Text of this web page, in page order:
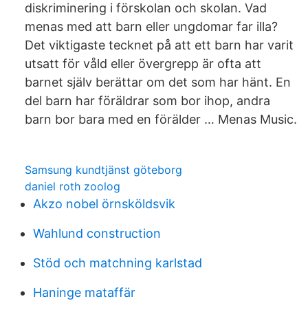
diskriminering i förskolan och skolan. Vad
menas med att barn eller ungdomar far illa?
Det viktigaste tecknet på att ett barn har varit
utsatt för våld eller övergrepp är ofta att
barnet själv berättar om det som har hänt. En
del barn har föräldrar som bor ihop, andra
barn bor bara med en förälder … Menas Music.
Samsung kundtjänst göteborg
daniel roth zoolog
Akzo nobel örnsköldsvik
Wahlund construction
Stöd och matchning karlstad
Haninge mataffär